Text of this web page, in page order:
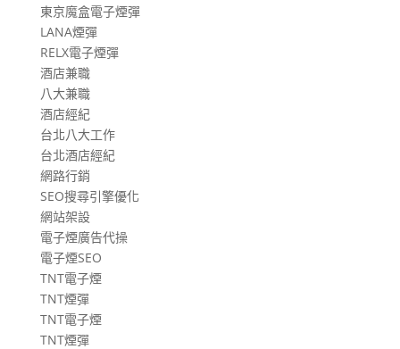
東京魔盒電子煙彈
LANA煙彈
RELX電子煙彈
酒店兼職
八大兼職
酒店經紀
台北八大工作
台北酒店經紀
網路行銷
SEO搜尋引擎優化
網站架設
電子煙廣告代操
電子煙SEO
TNT電子煙
TNT煙彈
TNT電子煙
TNT煙彈